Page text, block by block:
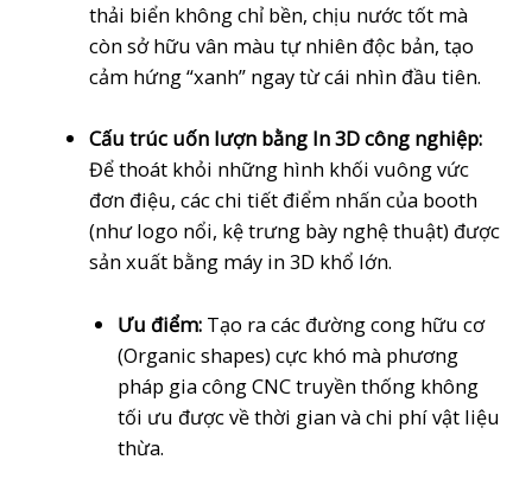
thải biển không chỉ bền, chịu nước tốt mà
còn sở hữu vân màu tự nhiên độc bản, tạo
cảm hứng “xanh” ngay từ cái nhìn đầu tiên.
Cấu trúc uốn lượn bằng In 3D công nghiệp:
Để thoát khỏi những hình khối vuông vức
đơn điệu, các chi tiết điểm nhấn của booth
(như logo nổi, kệ trưng bày nghệ thuật) được
sản xuất bằng máy in 3D khổ lớn.
Ưu điểm: Tạo ra các đường cong hữu cơ
(Organic shapes) cực khó mà phương
pháp gia công CNC truyền thống không
tối ưu được về thời gian và chi phí vật liệu
thừa.